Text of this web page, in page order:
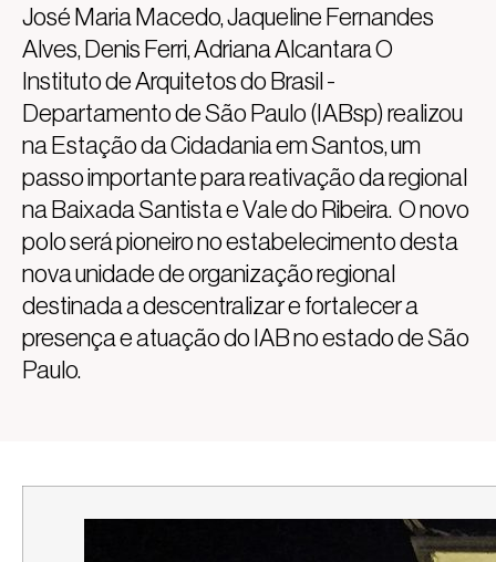
José Maria Macedo, Jaqueline Fernandes
Alves, Denis Ferri, Adriana Alcantara O
Instituto de Arquitetos do Brasil -
Departamento de São Paulo (IABsp) realizou
na Estação da Cidadania em Santos, um
passo importante para reativação da regional
na Baixada Santista e Vale do Ribeira. O novo
polo será pioneiro no estabelecimento desta
nova unidade de organização regional
destinada a descentralizar e fortalecer a
presença e atuação do IAB no estado de São
Paulo.